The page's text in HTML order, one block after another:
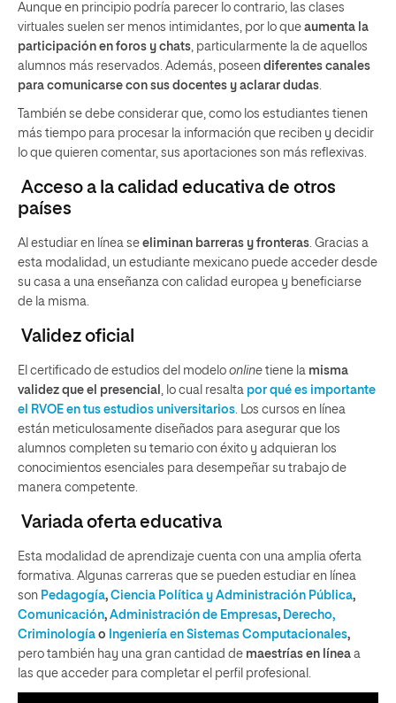
Aunque en principio podría parecer lo contrario, las clases
virtuales suelen ser menos intimidantes, por lo que aumenta la
participación en foros y chats , particularmente la de aquellos
alumnos más reservados. Además, poseen diferentes canales
para comunicarse con sus docentes y aclarar dudas
También se debe considerar que, como los estudiantes tienen
más tiempo para procesar la información que reciben y decidir
lo que quieren comentar, sus aportaciones son más reflexivas.
Acceso a la calidad educativa de otros
países
Al estudiar en línea se eliminan barreras y fronteras . Gracias a
esta modalidad, un estudiante mexicano puede acceder desde
su casa a una enseñanza con calidad europea y beneficiarse
de la misma.
Validez oficial
El certificado de estudios del modelo online tiene la misma
validez que el presencial
, lo cual resalta por qué es importante
el RVOE en tus estudios universitarios . Los cursos en línea
están meticulosamente diseñados para asegurar que los
alumnos completen su temario con éxito y adquieran los
conocimientos esenciales para desempeñar su trabajo de
manera competente.
Variada oferta educativa
Esta modalidad de aprendizaje cuenta con una amplia oferta
formativa. Algunas carreras que se pueden estudiar en línea
son Pedagogía, Ciencia Política y Administración Pública,
Comunicación, Administración de Empresas, Derecho,
Criminología o Ingeniería en Sistemas Computacionales,
pero también hay una gran cantidad de maestrías en línea a
las que acceder para completar el perfil profesional.